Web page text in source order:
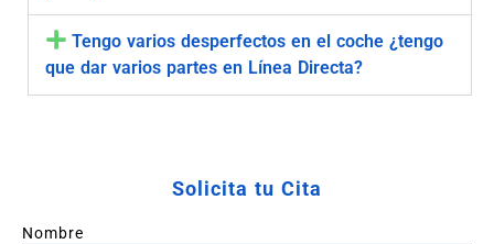
Tengo varios desperfectos en el coche ¿tengo
que dar varios partes en Línea Directa?
Solicita tu Cita
Nombre